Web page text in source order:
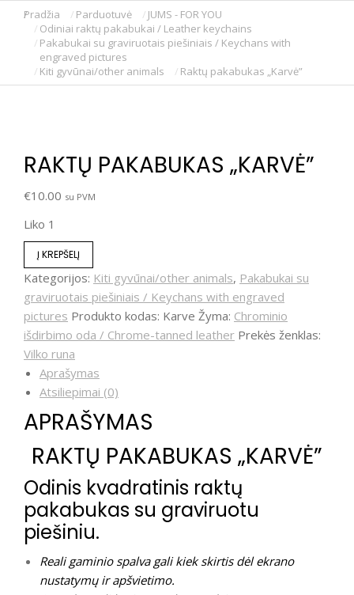
You are here:
Pradžia Parduotuvė
JUMS - FOR YOU
Odiniai raktų pakabukai / Leather keychains
Pakabukai su graviruotais piešiniais / Keychans with
engraved pictures
Kiti gyvūnai/other animals
Raktų pakabukas „Karvė”
RAKTŲ PAKABUKAS „KARVĖ”
€10.00 su PVM
Liko 1
Į KREPŠELĮ
Kategorijos: Kiti gyvūnai/other animals, Pakabukai su
graviruotais piešiniais / Keychans with engraved
pictures Produkto kodas: Karve Žyma: Chrominio
išdirbimo oda / Chrome-tanned leather Prekės ženklas:
Vilko runa
Aprašymas
Atsiliepimai (0)
APRAŠYMAS
RAKTŲ PAKABUKAS „KARVĖ”
Odinis kvadratinis raktų
pakabukas su graviruotu
piešiniu.
Reali gaminio spalva gali kiek skirtis dėl ekrano
nustatymų ir apšvietimo.